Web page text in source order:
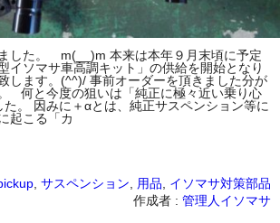
した。 m(__)m 本来は本年９月末頃に予定
イソマサ車高調キット」の供給を開始となり
します。(^^)/ 事前オーダーを頂きました分が
何と今度の狙いは「純正に極々近い乗り心
。 因みに＋αとは、純正サスペンション等に
起こる「カ
, サスペンション, 用品, イソマサ対策部品
作成者 : 管理人イソマサ